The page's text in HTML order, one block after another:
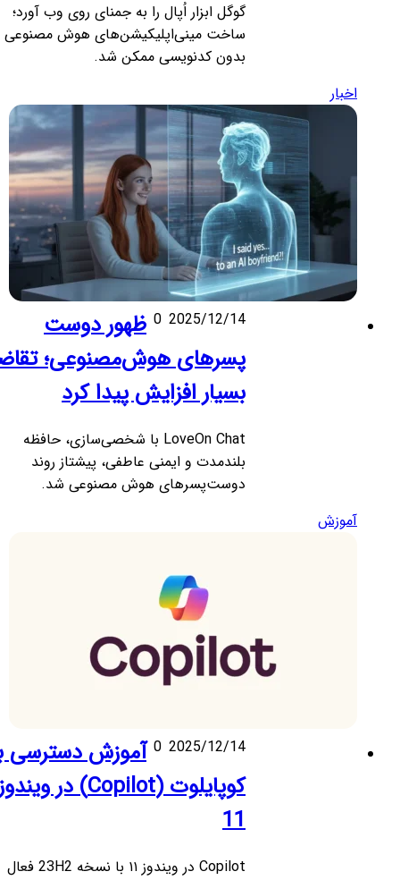
گوگل ابزار اُپال را به جمنای روی وب آورد؛
ساخت مینی‌اپلیکیشن‌های هوش مصنوعی
بدون کدنویسی ممکن شد.
اخبار
2025/12/14
0 ظهور دوست
پسرهای هوش‌مصنوعی؛ تقاضا
بسیار افزایش پیدا کرد
LoveOn Chat با شخصی‌سازی، حافظه
بلندمدت و ایمنی عاطفی، پیشتاز روند
دوست‌پسرهای هوش مصنوعی شد.
آموزش
2025/12/14
0 آموزش دسترسی به
کوپایلوت (Copilot) در ویندوز
11
Copilot در ویندوز ۱۱ با نسخه 23H2 فعال